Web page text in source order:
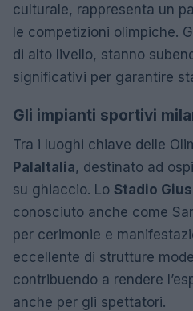
culturale, rappresenta un
le competizioni olimpiche.
di alto livello, stanno
significativi per garantire
Gli impianti sportivi
Tra i luoghi chiave delle
PalaItalia, destinato ad
su ghiaccio. Lo Stadio
conosciuto anche come
per cerimonie e
eccellente di strutture
contribuendo a rendere
anche per gli spettatori.